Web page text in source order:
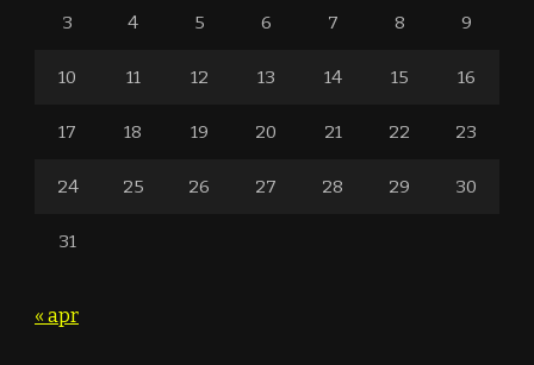
3 4 5 6 7 8 9
10 11 12 13 14 15 16
17 18 19 20 21 22 23
24 25 26 27 28 29 30
31
« apr